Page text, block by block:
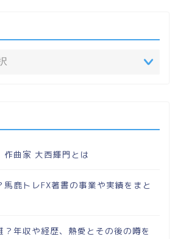
作曲家 大西輝門とは
鹿トレFX著書の事業や実績をまと
？年収や経歴、熱愛とその後の噂を